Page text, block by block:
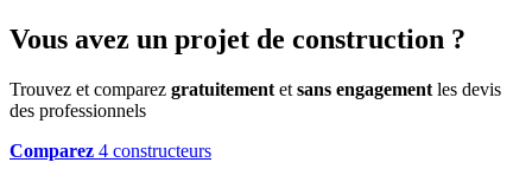
Vous avez un projet de construction ?
Trouvez et comparez gratuitement et sans engagement les devis
des professionnels
Comparez 4 constructeurs